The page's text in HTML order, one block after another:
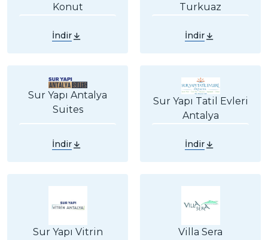
Konut
İndir
Turkuaz
İndir
Sur Yapı Antalya
Suites
İndir
Sur Yapı Tatil Evleri
Antalya
İndir
Sur Yapı Vitrin
Villa Sera